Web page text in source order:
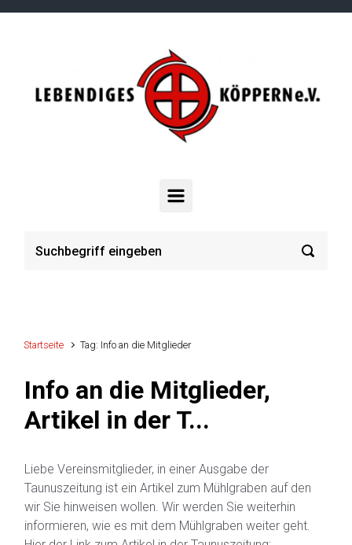
Zum Hauptinhalt springen
Startseite Tag: Info an die Mitglieder
Info an die Mitglieder,
Artikel in der T...
Liebe Vereinsmitglieder, in einer Ausgabe der
Taunuszeitung ist ein Artikel zum Mühlgraben auf den
wir Sie hinweisen wollen. Wir werden Sie weiterhin
informieren, wie es mit dem Mühlgraben weiter geht.